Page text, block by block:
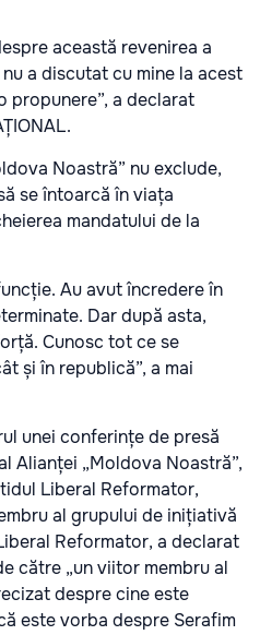
această revenirea a
a discutat cu mine la acest
propunere”, a declarat
Noastră” nu exclude,
se întoarcă în viața
mandatului de la
Au avut încredere în
Dar după asta,
Cunosc tot ce se
și în republică”, a mai
unei conferințe de presă
Alianței „Moldova Noastră”,
Liberal Reformator,
al grupului de inițiativă
Reformator, a declarat
către „un viitor membru al
despre cine este
este vorba despre Serafim